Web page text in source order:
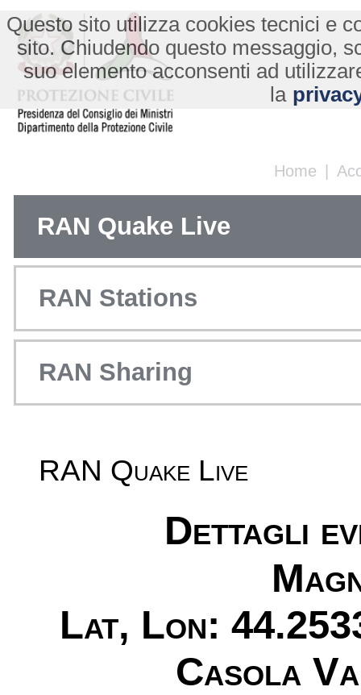
Home |
Questo sito utilizza cookies tecnici e
sito. Chiudendo questo messaggio,
suo elemento acconsenti ad
la
RAN Quake Live
RAN Stations
RAN Sharing
RAN Quake Live
Dettagli
Lat, Lon:
Casola